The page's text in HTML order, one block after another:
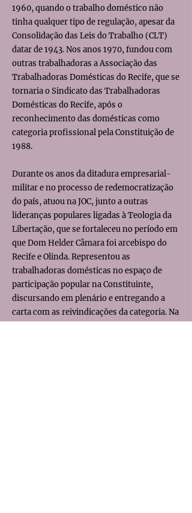
1960, quando o trabalho doméstico não
tinha qualquer tipo de regulação, apesar da
Consolidação das Leis do Trabalho (CLT)
datar de 1943. Nos anos 1970, fundou com
outras trabalhadoras a Associação das
Trabalhadoras Domésticas do Recife, que se
tornaria o Sindicato das Trabalhadoras
Domésticas do Recife, após o
reconhecimento das domésticas como
categoria profissional pela Constituição de
1988.
Durante os anos da ditadura empresarial-
militar e no processo de redemocratização
do país, atuou na JOC, junto a outras
lideranças populares ligadas à Teologia da
Libertação, que se fortaleceu no período em
que Dom Helder Câmara foi arcebispo do
Recife e Olinda. Representou as
trabalhadoras domésticas no espaço de
participação popular na Constituinte,
discursando em plenário e entregando a
carta com as reivindicações da categoria. Na